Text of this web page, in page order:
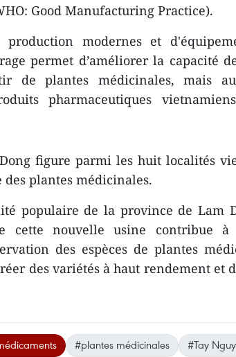
Good Manufacturing Practice).
modernes et
permet d’améliorer la capacité
de plantes médicinales, mais
pharmaceutiques
figure parmi les huit localités
plantes médicinales.
populaire de la province de Lam
cette nouvelle usine contribue à
des espèces de plantes
des variétés à haut rendement et
#plantes médicinales
#Tay